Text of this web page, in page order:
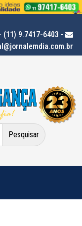
(11) 9.7417-6403 -